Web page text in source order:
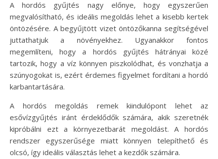
A hordós gyűjtés nagy előnye, hogy egyszerűen
megvalósítható, és ideális megoldás lehet a kisebb kertek
öntözésére. A begyűjtött vizet öntözőkanna segítségével
juttathatjuk a növényekhez. Ugyanakkor fontos
megemlíteni, hogy a hordós gyűjtés hátrányai közé
tartozik, hogy a víz könnyen piszkolódhat, és vonzhatja a
szúnyogokat is, ezért érdemes figyelmet fordítani a hordó
karbantartására.
A hordós megoldás remek kiindulópont lehet az
esővízgyűjtés iránt érdeklődők számára, akik szeretnék
kipróbálni ezt a környezetbarát megoldást. A hordós
rendszer egyszerűsége miatt könnyen telepíthető és
olcsó, így ideális választás lehet a kezdők számára.